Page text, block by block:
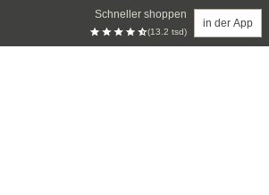
Schneller shoppen
(13.2 tsd)
in der App